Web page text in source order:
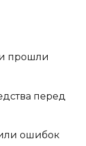
прошли
перед
ошибок